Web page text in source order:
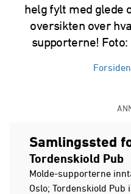
helg fylt med glede
oversikten over
supporterne!
Forsiden
Samlingssted
Tordenskiold Pub
Molde-supporterne
Oslo; Tordenskiold Pub